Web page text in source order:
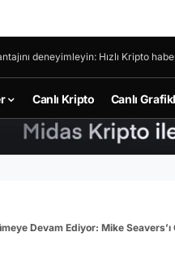
deneyimleyin: Hızlı Kripto
Canlı Kripto Canlı
Devam Ediyor: Mike Seavers’ı